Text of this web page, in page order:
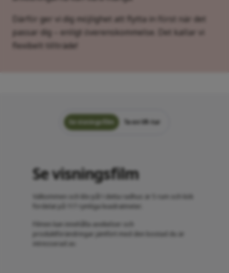
Därför ger vi dig möjlighet att flytta in först när det
passar dig – enligt överenskommelse. Det kallar vi
flexibelt tillträde!
Se visningsfilm Ta en VR-tur
Se visningsfilm
Välkommen och kliv på! I detta radhus är 5 rum och kök
fördelat på 117 rymliga kvadratmeter.
Filmen kan innehålla avvikelser och
produktförändringar jämfört med den bostad du är
intresserad av.